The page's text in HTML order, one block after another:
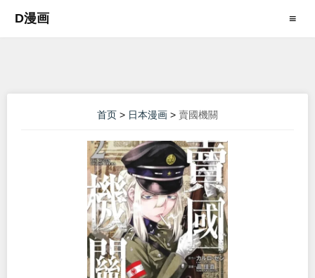
D漫画 ≡
首页 > 日本漫画 > 賣國機關